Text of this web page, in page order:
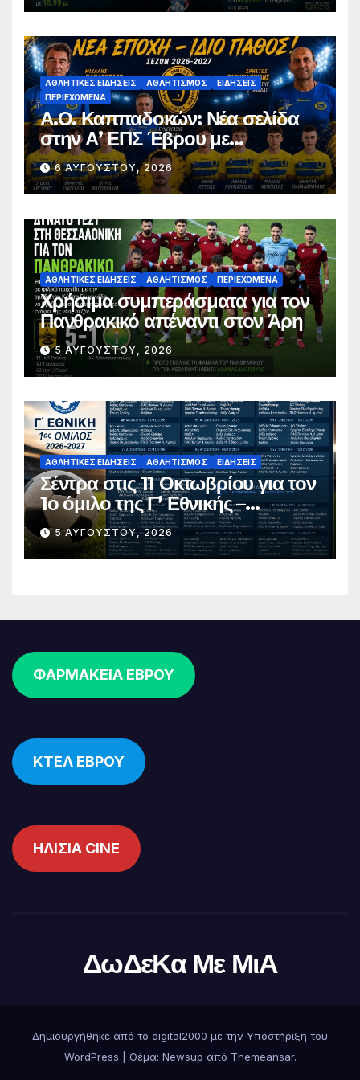
ΑΘΛΗΤΙΚΈΣ ΕΙΔΉΣΕΙΣ ΑΘΛΗΤΙΣΜΌΣ
ΕΙΔΉΣΕΙΣ
ΠΕΡΙΕΧΌΜΕΝΑ
Α.Ο. Καππαδοκών: Νέα σελίδα
στην Α’ ΕΠΣ Έβρου με
φιλοδοξίες, σταθερότητα και
επένδυση στη νέα γενιά
6 ΑΥΓΟΎΣΤΟΥ, 2026
ΑΘΛΗΤΙΚΈΣ ΕΙΔΉΣΕΙΣ ΑΘΛΗΤΙΣΜΌΣ ΠΕΡΙΕΧΌΜΕΝΑ
Χρήσιμα συμπεράσματα για τον
Πανθρακικό απέναντι στον Άρη
5 ΑΥΓΟΎΣΤΟΥ, 2026
ΑΘΛΗΤΙΚΈΣ ΕΙΔΉΣΕΙΣ ΑΘΛΗΤΙΣΜΌΣ ΕΙΔΉΣΕΙΣ
Σέντρα στις 11 Οκτωβρίου για τον
1ο όμιλο της Γ’ Εθνικής –
Ανακοινώθηκε το πλήρες
πρόγραμμα
5 ΑΥΓΟΎΣΤΟΥ, 2026
ΦΑΡΜΑΚΕΙΑ ΕΒΡΟΥ
ΚΤΕΛ ΕΒΡΟΥ
ΗΛΙΣΙΑ CINE
ΔωΔεΚα Με ΜιΑ
Δημιουργήθηκε από το digital2000 με την Υποστήριξη του
WordPress
Θέμα: Newsup από Themeansar.